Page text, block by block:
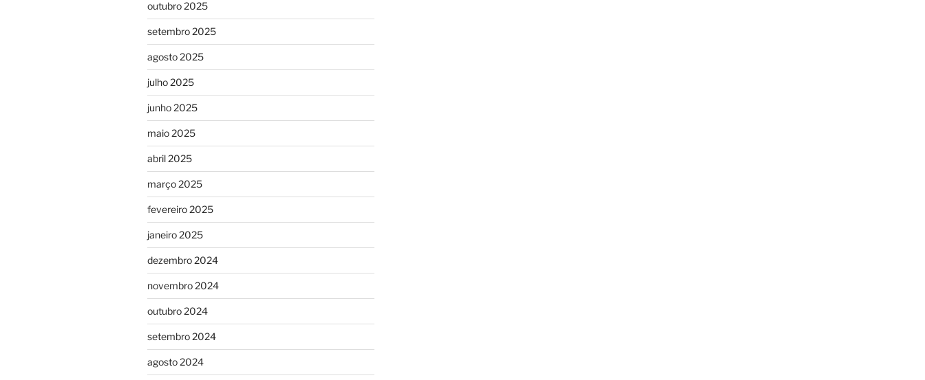
outubro 2025
setembro 2025
agosto 2025
julho 2025
junho 2025
maio 2025
abril 2025
março 2025
fevereiro 2025
janeiro 2025
dezembro 2024
novembro 2024
outubro 2024
setembro 2024
agosto 2024